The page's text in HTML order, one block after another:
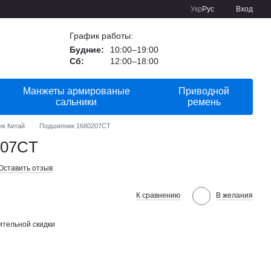
Укр Рус Вход
График работы:
Будние:
10:00–19:00
Сб:
12:00–18:00
Манжеты армированые
сальники
Приводной
ремень
Китай Подшипник 1680207CT
отзыв
К сравнению В желания
скидки